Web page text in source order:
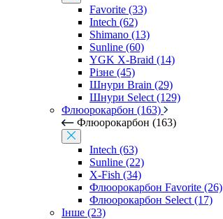
Favorite (33)
Intech (62)
Shimano (13)
Sunline (60)
YGK X-Braid (14)
Різне (45)
Шнури Brain (29)
Шнури Select (129)
Флюорокарбон (163)
Флюорокарбон (163)
Intech (63)
Sunline (22)
X-Fish (34)
Флюорокарбон Favorite (26)
Флюорокарбон Select (17)
Інше (23)